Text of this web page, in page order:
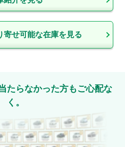
寄せ可能な在庫を見る
たらなかった方もご心配な
く。